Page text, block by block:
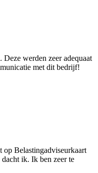
werden zeer adequaat
met dit bedrijf!
op Belastingadviseurkaart
ik. Ik ben zeer te